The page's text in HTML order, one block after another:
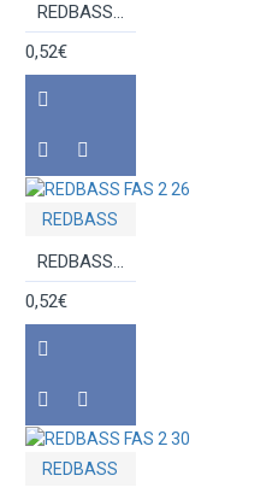
REDBASS FAS 2 13
0,52€
REDBASS
REDBASS FAS 2 26
0,52€
REDBASS